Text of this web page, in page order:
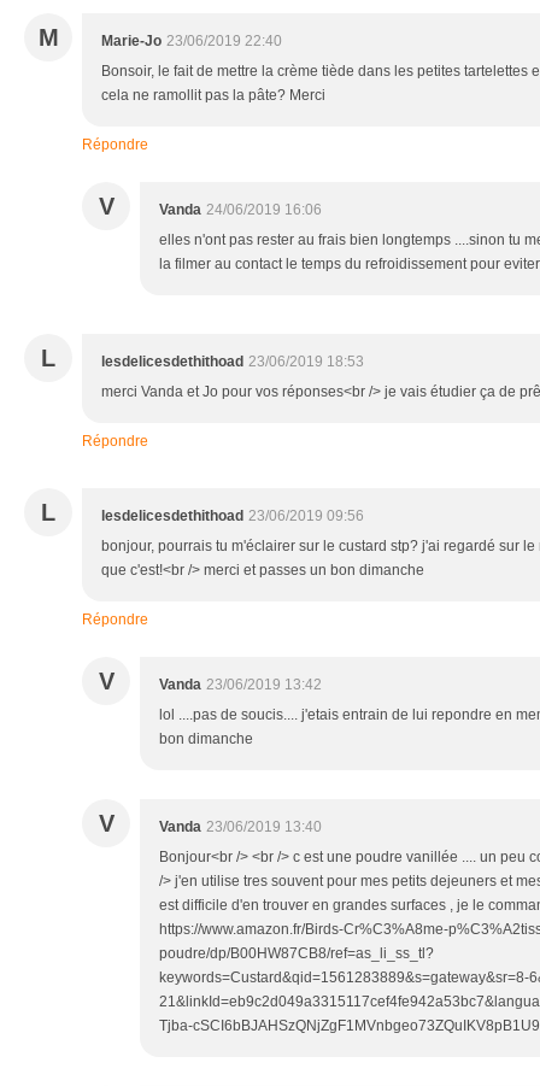
M Marie-Jo 23/06/2019 22:40
Bonsoir, le fait de mettre la crème tiède dans les petites tartelettes
cela ne ramollit pas la pâte? Merci
Répondre
V Vanda 24/06/2019 16:06
elles n'ont pas rester au frais bien longtemps ....sinon tu
la filmer au contact le temps du refroidissement pour
L lesdelicesdethithoad 23/06/2019 18:53
merci Vanda et Jo pour vos réponses<br /> je vais étudier ça de
Répondre
L lesdelicesdethithoad 23/06/2019 09:56
bonjour, pourrais tu m'éclairer sur le custard stp? j'ai regardé sur
que c'est!<br /> merci et passes un bon dimanche
Répondre
V Vanda 23/06/2019 13:42
lol ....pas de soucis.... j'etais entrain de lui repondre en
bon dimanche
V Vanda 23/06/2019 13:40
Bonjour<br /> <br /> c est une poudre vanillée .... un peu
/> j'en utilise tres souvent pour mes petits dejeuners et
est difficile d'en trouver en grandes surfaces , je le
https://www.amazon.fr/Birds-Cr%C3%A8me-
poudre/dp/B00HW87CB8/ref=as_li_ss_tl?
keywords=Custard&qid=1561283889&s=gateway&sr=8-
Tjba-